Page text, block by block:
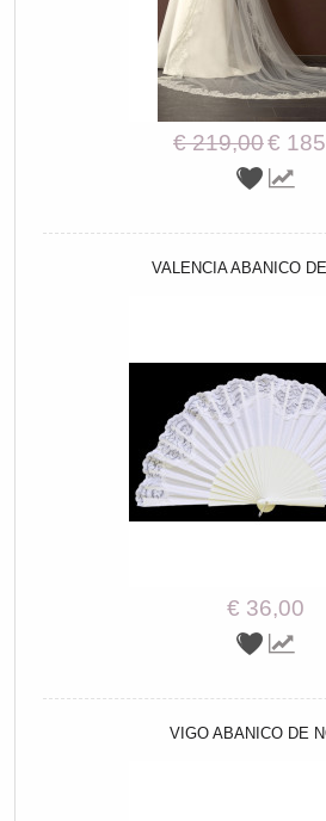
€ 219,00€
VALENCIA ABANICO
€ 36,00
VIGO ABANICO DE